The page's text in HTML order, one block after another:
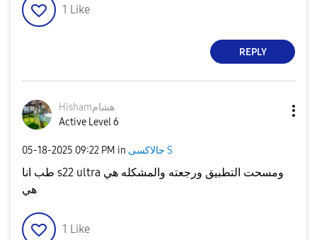
1 Like
REPLY
Hishamهشام
Active Level 6
‎05-18-2025 09:22 PM in جالاكسى S
طب انا s22 ultra ومسحت التطبيق ورجعته والمشكله هي
هي
1 Like